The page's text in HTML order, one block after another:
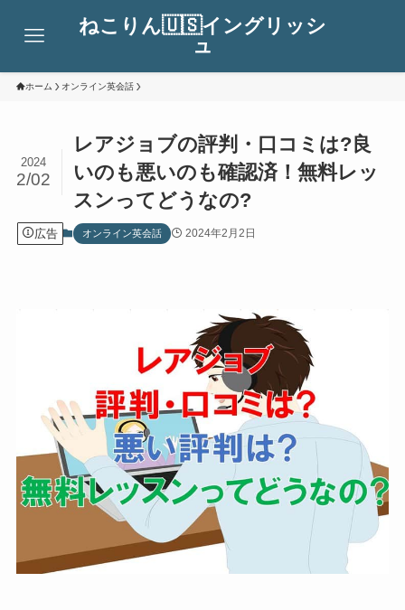
ねこりん🇺🇸イングリッシ
ュ
ホーム オンライン英会話
レアジョブの評判・口コミは?良
いのも悪いのも確認済！無料レッ
スンってどうなの?
2024
2/02
広告 オンライン英会話 2024年2月2日